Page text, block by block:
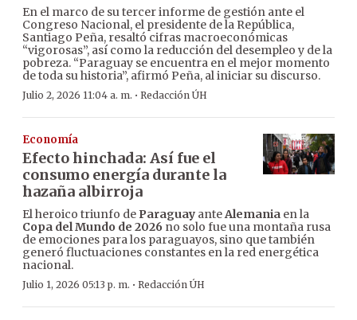
En el marco de su tercer informe de gestión ante el
Congreso Nacional, el presidente de la República,
Santiago Peña, resaltó cifras macroeconómicas
“vigorosas”, así como la reducción del desempleo y de la
pobreza. “Paraguay se encuentra en el mejor momento
de toda su historia”, afirmó Peña, al iniciar su discurso.
Julio 2, 2026 11:04 a. m. · Redacción ÚH
Economía
Efecto hinchada: Así fue el
consumo energía durante la
hazaña albirroja
El heroico triunfo de Paraguay anteAlemania en la
Copa del Mundo de 2026 no solo fue una montaña rusa
de emociones para los paraguayos, sino que también
generó fluctuaciones constantes en la red energética
nacional.
Julio 1, 2026 05:13 p. m. · Redacción ÚH